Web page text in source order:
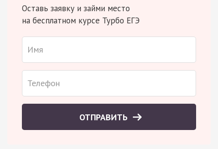
Оставь заявку и займи место
на бесплатном курсе Турбо ЕГЭ
ОТПРАВИТЬ